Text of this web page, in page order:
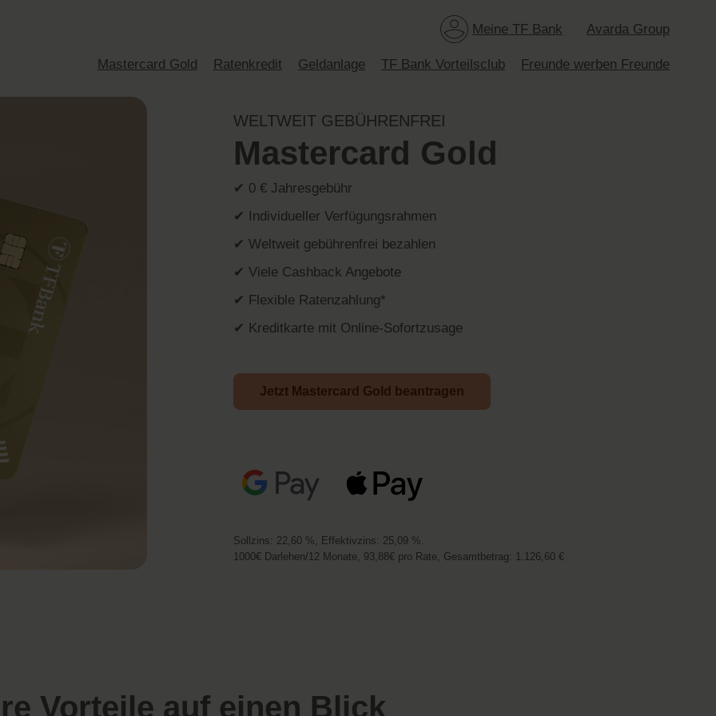
Mastercard Gold Ratenkredit Geldanlage TF Bank Vorteilsclub Freunde werben Freunde
Meine TF Bank Avarda Group
WELTWEIT GEBÜHRENFREI
Mastercard Gold
✔ 0 € Jahresgebühr
✔ Individueller Verfügungsrahmen
✔ Weltweit gebührenfrei bezahlen
✔ Viele Cashback Angebote
✔ Flexible Ratenzahlung*
✔ Kreditkarte mit Online-Sofortzusage
Jetzt Mastercard Gold beantragen
Sollzins: 22,60 %, Effektivzins: 25,09 %.
1000€ Darlehen/12 Monate, 93,88€ pro Rate, Gesamtbetrag: 1.126,60 €
Vorteile auf einen Blick